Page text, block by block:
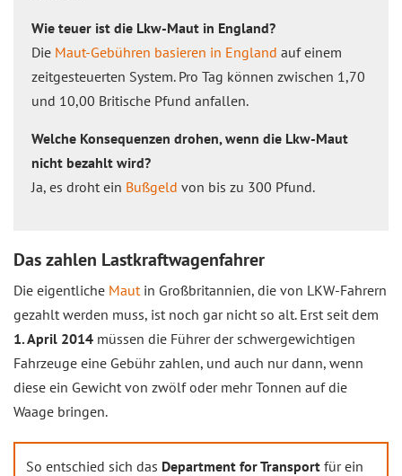
Wie teuer ist die Lkw-Maut in England?
Die Maut-Gebühren basieren in England auf einem
zeitgesteuerten System. Pro Tag können zwischen 1,70
und 10,00 Britische Pfund anfallen.
Welche Konsequenzen drohen, wenn die Lkw-Maut
nicht bezahlt wird?
Ja, es droht ein Bußgeld von bis zu 300 Pfund.
Das zahlen Lastkraftwagenfahrer
Die eigentliche Mautin Großbritannien, die von LKW-Fahrern
gezahlt werden muss, ist noch gar nicht so alt. Erst seit dem
1. April 2014 müssen die Führer der schwergewichtigen
Fahrzeuge eine Gebühr zahlen, und auch nur dann, wenn
diese ein Gewicht von zwölf oder mehr Tonnen auf die
Waage bringen.
So entschied sich das Department for Transport für ein